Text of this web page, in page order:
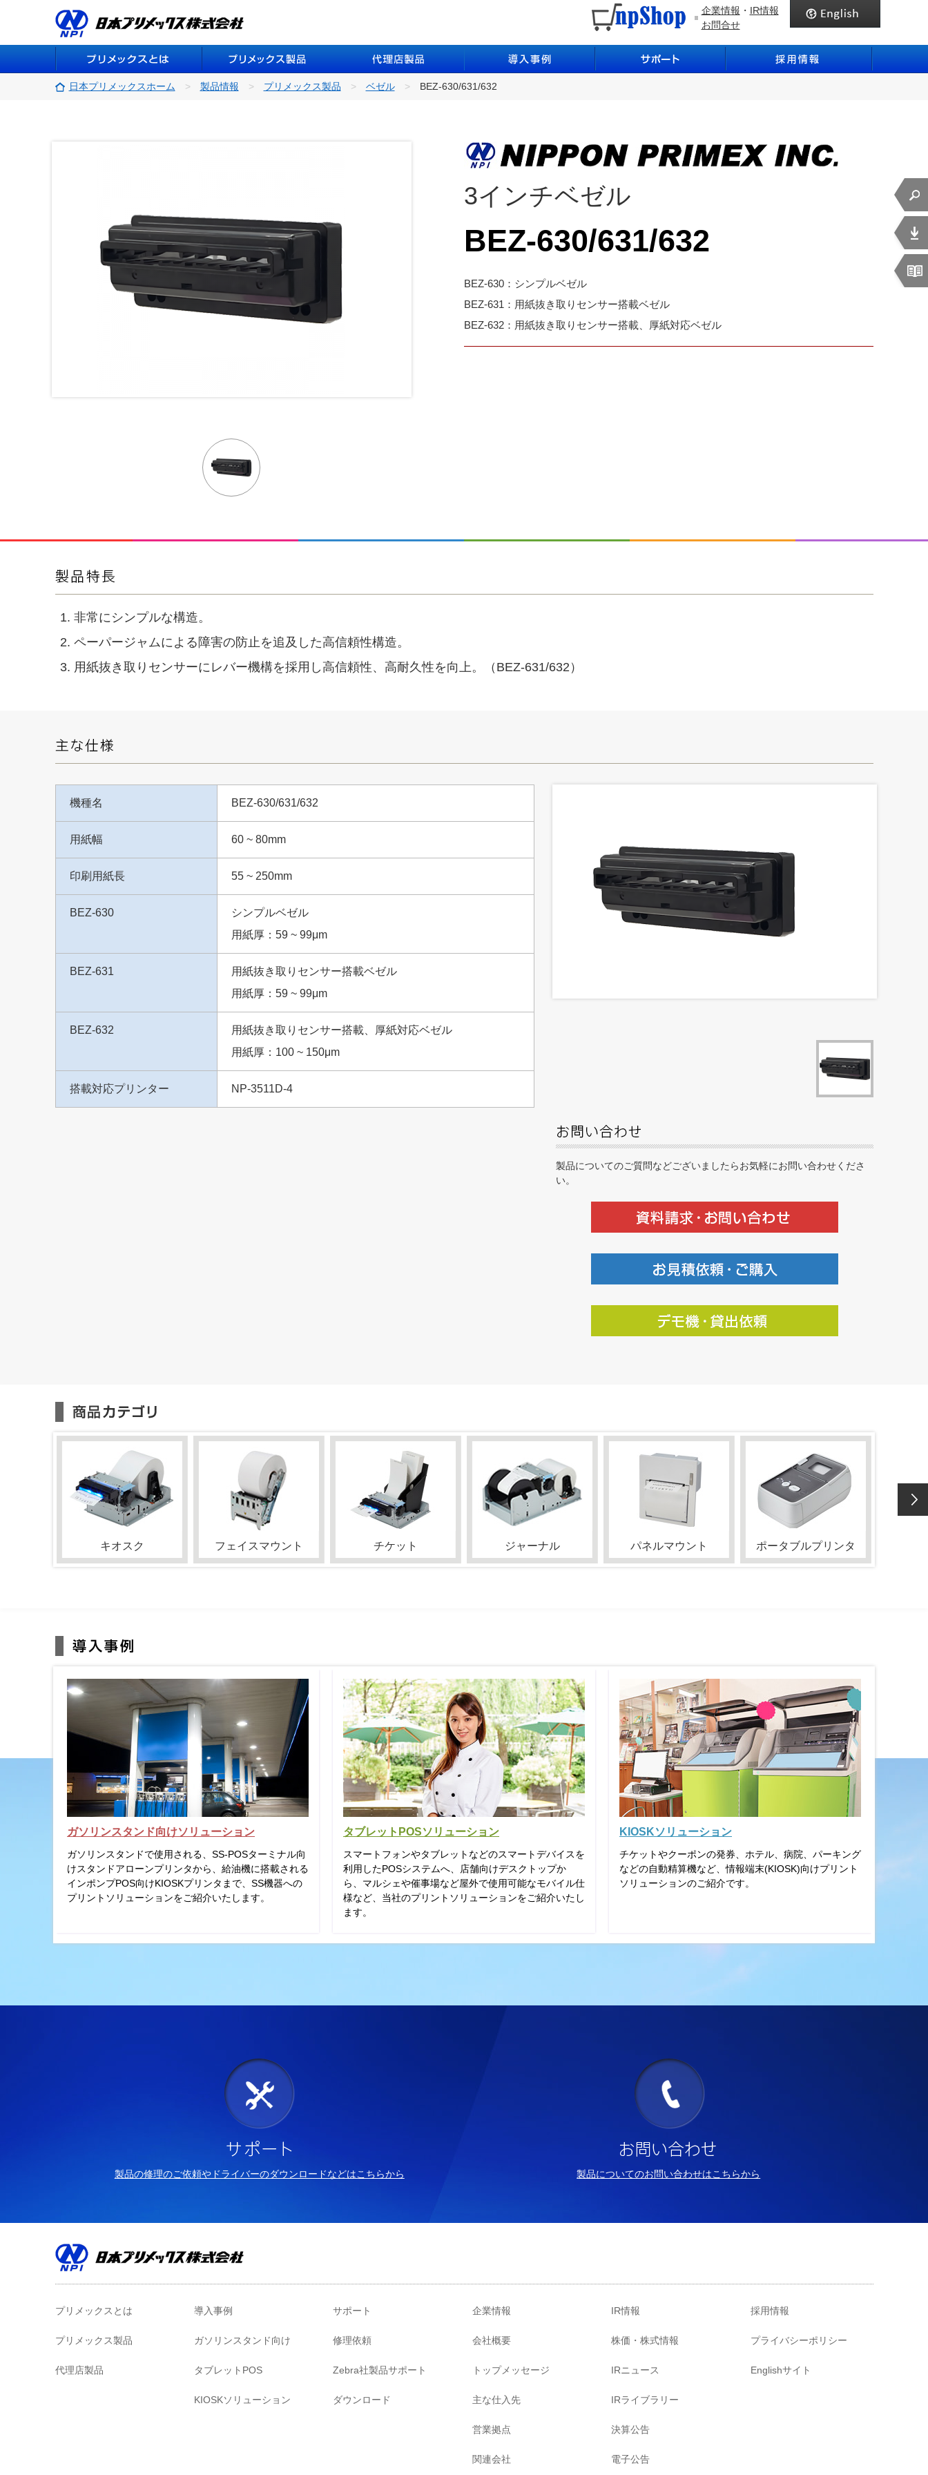
企業情報 ・ IR情報
お問合せ
日本プリメックスホーム 製品情報 プリメックス製品 ベゼル BEZ-630/631/632
3インチベゼル
BEZ-630/631/632
BEZ-630：シンプルベゼル
BEZ-631：用紙抜き取りセンサー搭載ベゼル
BEZ-632：用紙抜き取りセンサー搭載、厚紙対応ベゼル
非常にシンプルな構造。
ペーパージャムによる障害の防止を追及した高信頼性構造。
用紙抜き取りセンサーにレバー機構を採用し高信頼性、高耐久性を向上。（BEZ-631/632）
機種名 BEZ-630/631/632
用紙幅 60 ~ 80mm
印刷用紙長 55 ~ 250mm
BEZ-630
シンプルベゼル
用紙厚：59 ~ 99μm
BEZ-631
用紙抜き取りセンサー搭載ベゼル
用紙厚：59 ~ 99μm
BEZ-632
用紙抜き取りセンサー搭載、厚紙対応ベゼル
用紙厚：100 ~ 150μm
搭載対応プリンター NP-3511D-4
製品についてのご質問などございましたらお気軽にお問い合わせくださ
い。
キオスク フェイスマウント チケット ジャーナル パネルマウント ポータブルプリンタ
ガソリンスタンド向けソリューション
ガソリンスタンドで使用される、SS-POSターミナル向
けスタンドアローンプリンタから、給油機に搭載される
インポンプPOS向けKIOSKプリンタまで、SS機器への
プリントソリューションをご紹介いたします。
タブレットPOSソリューション
スマートフォンやタブレットなどのスマートデバイスを
利用したPOSシステムへ、店舗向けデスクトップか
ら、マルシェや催事場など屋外で使用可能なモバイル仕
様など、当社のプリントソリューションをご紹介いたし
ます。
KIOSKソリューション
チケットやクーポンの発券、ホテル、病院、パーキング
などの自動精算機など、情報端末(KIOSK)向けプリント
ソリューションのご紹介です。
製品の修理のご依頼やドライバーのダウンロードなどはこちらから 製品についてのお問い合わせはこちらから
プリメックスとは
プリメックス製品
代理店製品
導入事例
ガソリンスタンド向け
タブレットPOS
KIOSKソリューション
サポート
修理依頼
Zebra社製品サポート
ダウンロード
企業情報
会社概要
トップメッセージ
主な仕入先
営業拠点
関連会社
IR情報
株価・株式情報
IRニュース
IRライブラリー
決算公告
電子公告
採用情報
プライバシーポリシー
Englishサイト